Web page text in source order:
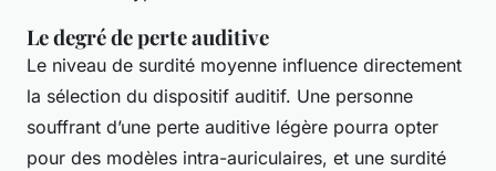
Le degré de perte auditive
Le niveau de surdité moyenne influence directement
la sélection du dispositif auditif. Une personne
souffrant d’une perte auditive légère pourra opter
pour des modèles intra-auriculaires, et une surdité